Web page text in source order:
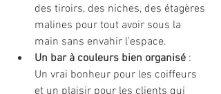
des tiroirs, des niches, des étagères
malines pour tout avoir sous la
main sans envahir l’espace.
Un bar à couleurs bien organisé :
Un vrai bonheur pour les coiffeurs
et un plaisir pour les clients qui